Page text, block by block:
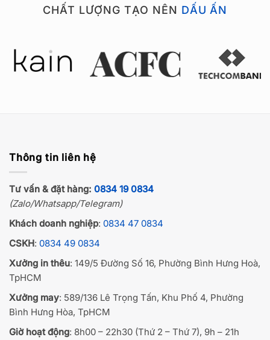
CHẤT LƯỢNG TẠO NÊN DẤU ẤN
Thông tin liên hệ
Tư vấn & đặt hàng: 0834 19 0834
(Zalo/Whatsapp/Telegram)
Khách doanh nghiệp: 0834 47 0834
CSKH: 0834 49 0834
Xưởng in thêu: 149/5 Đường Số 16, Phường Bình Hưng Hoà,
TpHCM
Xưởng may: 589/136 Lê Trọng Tấn, Khu Phố 4, Phường
Bình Hưng Hòa, TpHCM
Giờ hoạt động: 8h00 – 22h30 (Thứ 2 – Thứ 7), 9h – 21h